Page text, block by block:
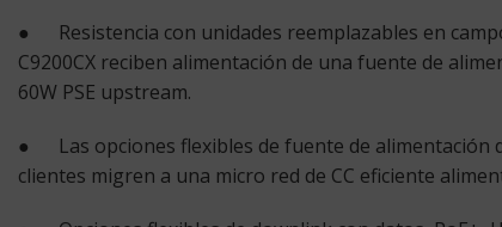
● Resistencia con unidades reemplazables en
C9200CX reciben alimentación de una fuente de
60W PSE upstream.
● Las opciones flexibles de fuente de alimentación
clientes migren a una micro red de CC eficiente